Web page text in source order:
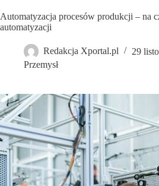
Automatyzacja procesów produkcji – na
automatyzacji
Redakcja Xportal.pl
29
Przemysł